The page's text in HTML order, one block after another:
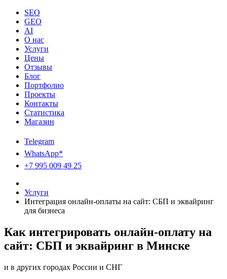
SEO
GEO
AI
О нас
Услуги
Цены
Отзывы
Блог
Портфолио
Проекты
Контакты
Статистика
Магазин
Telegram
WhatsApp*
+7 995 009 49 25
Услуги
Интеграция онлайн-оплаты на сайт: СБП и эквайринг
для бизнеса
Как интегрировать онлайн-оплату на
сайт: СБП и эквайринг в Минске
и в других городах России и СНГ